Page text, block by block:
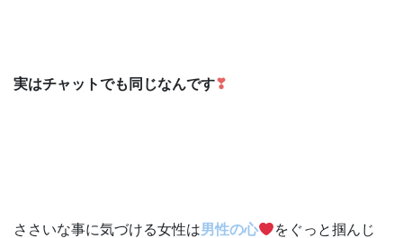
実はチャットでも同じなんです❣
ささいな事に気づける女性は男性の心
をぐっと掴んじ